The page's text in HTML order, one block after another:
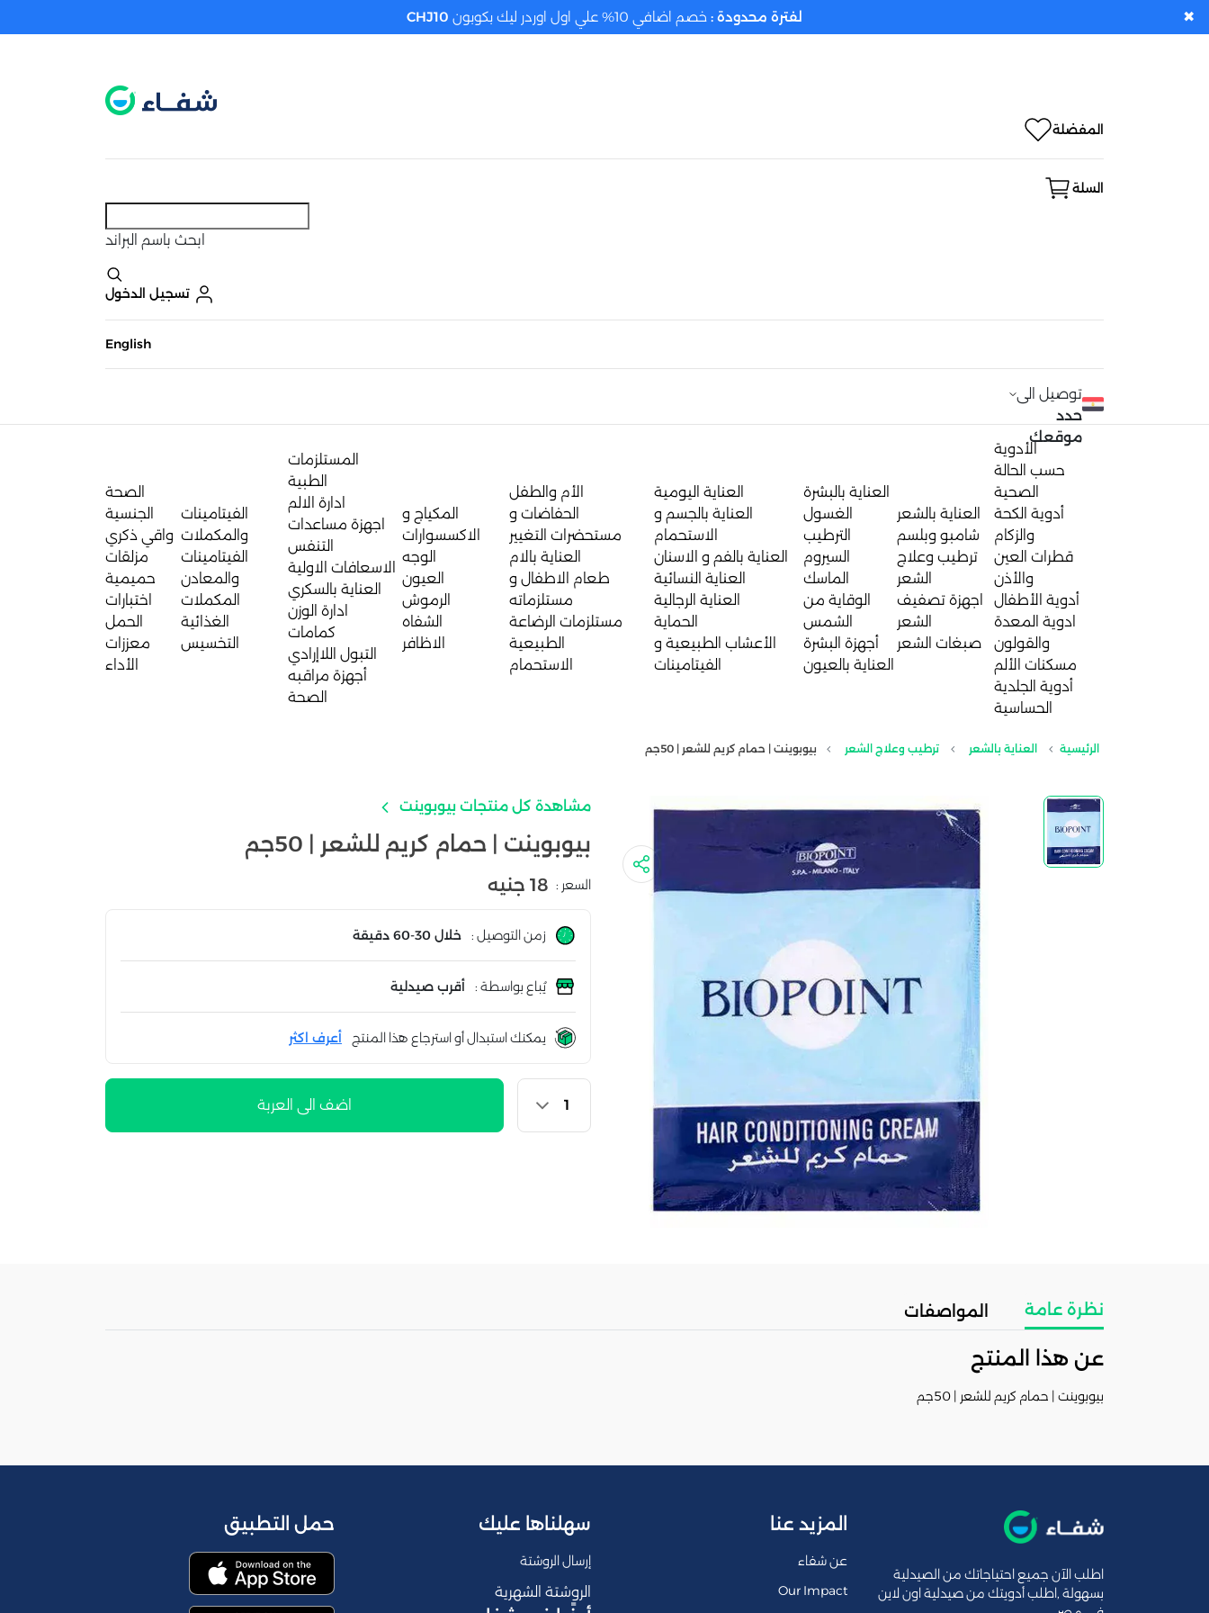
المفضلة
السلة
ابحث باسم البراند
تسجيل الدخول
English
توصيل الى
حدد
موقعك
الأدوية
حسب الحالة
الصحية
أدوية الكحة
والزكام
قطرات العين
والأذن
أدوية الأطفال
ادوية المعدة
والقولون
مسكنات الألم
أدوية الجلدية
الحساسية
العناية بالشعر
شامبو وبلسم
ترطيب وعلاج
الشعر
اجهزة تصفيف
الشعر
صبغات الشعر
العناية بالبشرة
الغسول
الترطيب
السيروم
الماسك
الوقاية من
الشمس
أجهزة البشرة
العناية بالعيون
العناية اليومية
العناية بالجسم و
الاستحمام
العناية بالفم و الاسنان
العناية النسائية
العناية الرجالية
الحماية
الأعشاب الطبيعية و
الفيتامينات
الأم والطفل
الحفاضات و
مستحضرات التغيير
العناية بالام
طعام الاطفال و
مستلزماته
مستلزمات الرضاعة
الطبيعية
الاستحمام
المكياج و
الاكسسوارات
الوجه
العيون
الرموش
الشفاه
الاظافر
المستلزمات
الطبية
ادارة الالم
اجهزة مساعدات
التنفس
الاسعافات الاولية
العناية بالسكري
ادارة الوزن
كمامات
التبول اللاإرادي
أجهزة مراقبه
الصحة
الفيتامينات
والمكملات
الفيتامينات
والمعادن
المكملات
الغذائية
التخسيس
الصحة
الجنسية
واقي ذكري
مزلقات
حميمية
اختبارات
الحمل
معززات
الأداء
الرئيسية العناية بالشعر ترطيب وعلاج الشعر بيوبوينت | حمام كريم للشعر | 50جم
مشاهدة كل منتجات بيوبوينت
بيوبوينت | حمام كريم للشعر | 50جم
السعر : 18 جنيه
زمن التوصيل : خلال 30-60 دقيقة
يُباع بواسطة : أقرب صيدلية
يمكنك استبدال أو استرجاع هذا المنتج أعرف اكثر
اضف الى العربة
نظرة عامة المواصفات
عن هذا المنتج
بيوبوينت | حمام كريم للشعر | 50جم
اطلب الآن جميع احتياجاتك من الصيدلية
بسهولة ,اطلب أدويتك من صيدلية اون لاين
المزيد عنا
عن شفاء
Our Impact
سهلناها عليك
إرسال الروشتة
الروشتة الشهرية
حمل التطبيق
لفترة محدودة : خصم اضافي 10% علي اول اوردر ليك بكوبون CHJ10 ✖